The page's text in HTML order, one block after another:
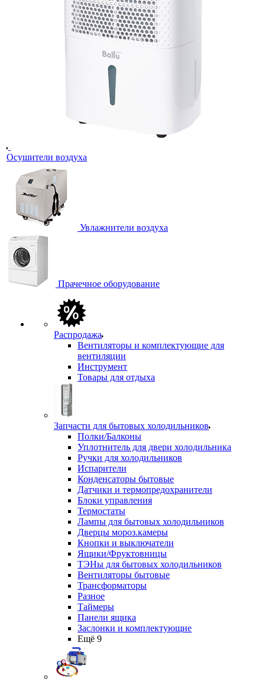
Осушители воздуха
Увлажнители воздуха
Прачечное оборудование
Распродажа
Вентиляторы и комплектующие для
вентиляции
Инструмент
Товары для отдыха
Запчасти для бытовых холодильников
Полки/Балконы
Уплотнитель для двери холодильника
Ручки для холодильников
Испарители
Конденсаторы бытовые
Датчики и термопредохранители
Блоки управления
Термостаты
Лампы для бытовых холодильников
Дверцы мороз.камеры
Кнопки и выключатели
Ящики/Фруктовницы
ТЭНы для бытовых холодильников
Вентиляторы бытовые
Трансформаторы
Разное
Таймеры
Панели ящика
Заслонки и комплектующие
Ещё 9